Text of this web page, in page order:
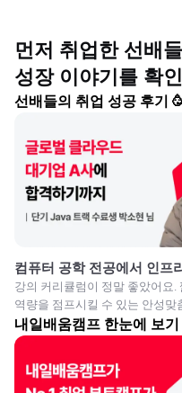
먼저 취업한 선배
성장 이야기를 확
선배들의 취업 성공 후기
컴퓨터 공학 전공에서 인프
강의 커리큘럼이 정말 좋았어요.
역량을 점프시킬 수 있는 안성맞
교육이였습니다.
내일배움캠프 한눈에 보기